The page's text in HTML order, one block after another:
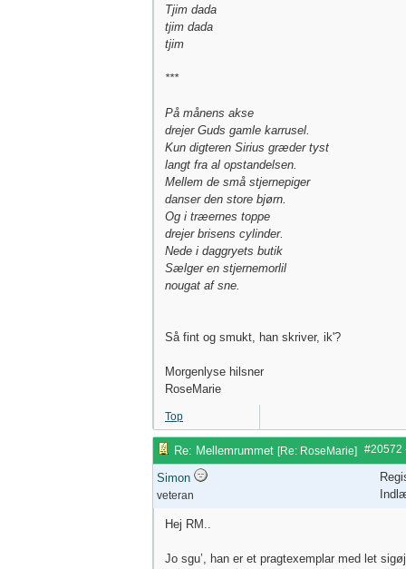
Tjim dada
tjim dada
tjim
***
På månens akse
drejer Guds gamle karrusel.
Kun digteren Sirius græder tyst
langt fra al opstandelsen.
Mellem de små stjernepiger
danser den store bjørn.
Og i træernes toppe
drejer brisens cylinder.
Nede i daggryets butik
Sælger en stjernemorlil
nougat af sne.
Så fint og smukt, han skriver, ik'?
Morgenlyse hilsner
RoseMarie
Top
#20572
Re: Mellemrummet [Re: RoseMarie]
Simon
veteran
Hej RM..
Jo sgu’, han er et pragtexemplar med let